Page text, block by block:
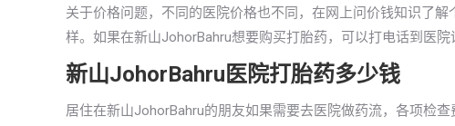
关于价格问题，不同的医院价格也不同，在网上问价钱知识了
样。如果在新山JohorBahru想要购买打胎药，可以打电话到医院
新山JohorBahru医院打胎药多少钱
居住在新山JohorBahru的朋友如果需要去医院做药流，各项检